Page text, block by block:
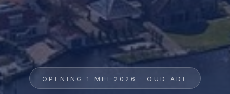
OPENING 1 MEI 2026 · OUD ADE